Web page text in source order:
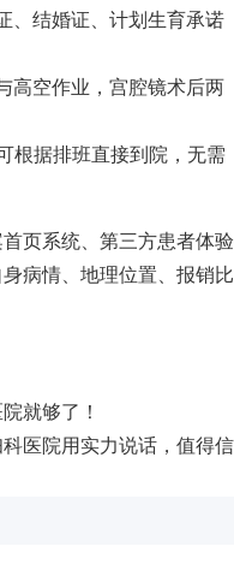
、结婚证、计划生育承诺
高空作业，宫腔镜术后两
根据排班直接到院，无需
页系统、第三方患者体验
病情、地理位置、报销比
就够了！
医院用实力说话，值得信